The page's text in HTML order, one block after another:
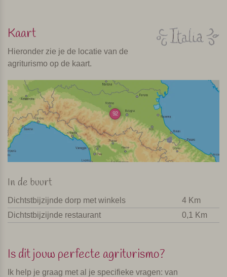
Kaart
Hieronder zie je de locatie van de
agriturismo op de kaart.
92
In de buurt
Dichtstbijzijnde dorp met winkels
4 Km
Dichtstbijzijnde restaurant
0,1 Km
Is dit jouw perfecte agriturismo?
Ik help je graag met al je specifieke vragen: van